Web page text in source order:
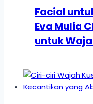
Facial
Eva Mulia
untuk